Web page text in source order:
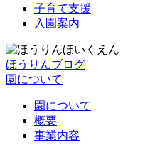
子育て支援
入園案内
ほうりんブログ
園について
園について
概要
事業内容